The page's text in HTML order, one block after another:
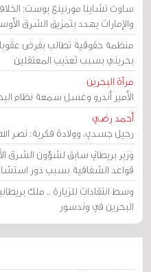
ساوث تشاينا مورنينغ بوست:
والإمارات يهدد بتمزيق الشرق
منظمة حقوقية تطالب بفرض
بحريني بسبب تعذيب المعتقلين
مرآة البحرين
الأمير أندرو وغسل سمعة نظام
أحمد رضي
رحيل جسدي، وولادة فكرية: نصر
وزير بريطاني سابق لشؤون الشرق
قواعد الشفافية بسبب دور
وسط انتقادات للزيارة .. ملك
البحرين في وندسور